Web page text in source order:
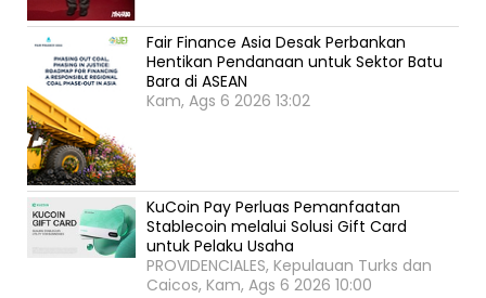
Fair Finance Asia Desak Perbankan
Hentikan Pendanaan untuk Sektor Batu
Bara di ASEAN
Kam, Ags 6 2026 13:02
KuCoin Pay Perluas Pemanfaatan
Stablecoin melalui Solusi Gift Card
untuk Pelaku Usaha
PROVIDENCIALES, Kepulauan Turks dan
Caicos, Kam, Ags 6 2026 10:00